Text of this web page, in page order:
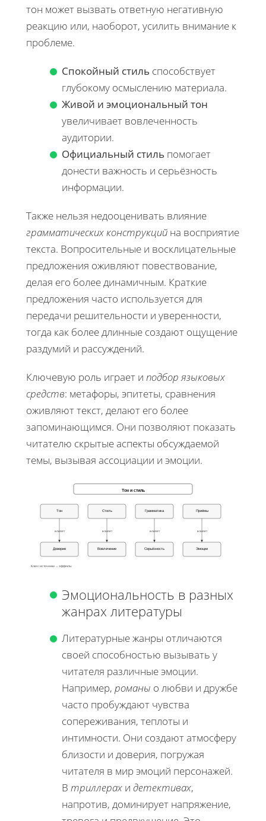
тон может вызвать ответную негативную
реакцию или, наоборот, усилить внимание к
проблеме.
Спокойный стиль способствует
глубокому осмыслению материала.
Живой и эмоциональный тон
увеличивает вовлеченность
аудитории.
Официальный стиль помогает
донести важность и серьёзность
информации.
Также нельзя недооценивать влияние
грамматических конструкций на восприятие
текста. Вопросительные и восклицательные
предложения оживляют повествование,
делая его более динамичным. Краткие
предложения часто используется для
передачи решительности и уверенности,
тогда как более длинные создают ощущение
раздумий и рассуждений.
Ключевую роль играет и подбор языковых
средств: метафоры, эпитеты, сравнения
оживляют текст, делают его более
запоминающимся. Они позволяют показать
читателю скрытые аспекты обсуждаемой
темы, вызывая ассоциации и эмоции.
Тон и стиль
Тон Стиль Грамматика Приёмы
Доверие Вовлечение Серьёзность Эмоции
влияет влияет влияет влияет
Ключ: источники → эффекты
Эмоциональность в разных
жанрах литературы
Литературные жанры отличаются
своей способностью вызывать у
читателя различные эмоции.
Например, романы о любви и дружбе
часто пробуждают чувства
сопереживания, теплоты и
интимности. Они создают атмосферу
близости и доверия, погружая
читателя в мир эмоций персонажей.
В триллерах и детективах,
напротив, доминирует напряжение,